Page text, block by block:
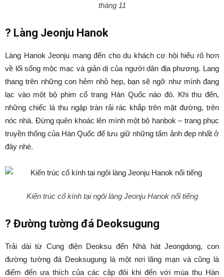
tháng 11
? Làng Jeonju Hanok
Làng Hanok Jeonju mang đến cho du khách cơ hội hiểu rõ hơn
về lối sống mộc mạc và giản dị của người dân địa phương. Lang
thang trên những con hẻm nhỏ hẹp, bạn sẽ ngỡ như mình đang
lạc vào một bộ phim cổ trang Hàn Quốc nào đó. Khi thu đến,
những chiếc lá thu ngập tràn rải rác khắp trên mặt đường, trên
nóc nhà. Đừng quên khoác lên mình một bộ hanbok – trang phục
truyền thống của Hàn Quốc để lưu giữ những tấm ảnh đẹp nhất ở
đây nhé.
Kiến trúc cổ kính tại ngôi làng Jeonju Hanok nổi tiếng
? Đường tường đá Deoksugung
Trải dài từ Cung điện Deoksu đến Nhà hát Jeongdong, con
đường tường đá Deoksugung là một nơi lãng mạn và cũng là
điểm đến ưa thích của các cặp đôi khi đến với mùa thu Hàn